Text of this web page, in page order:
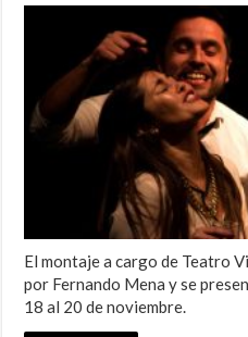
El montaje a cargo de Teatro
por Fernando Mena y se
18 al 20 de noviembre.